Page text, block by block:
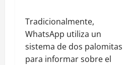
Tradicionalmente,
WhatsApp utiliza un
sistema de dos palomitas
para informar sobre el